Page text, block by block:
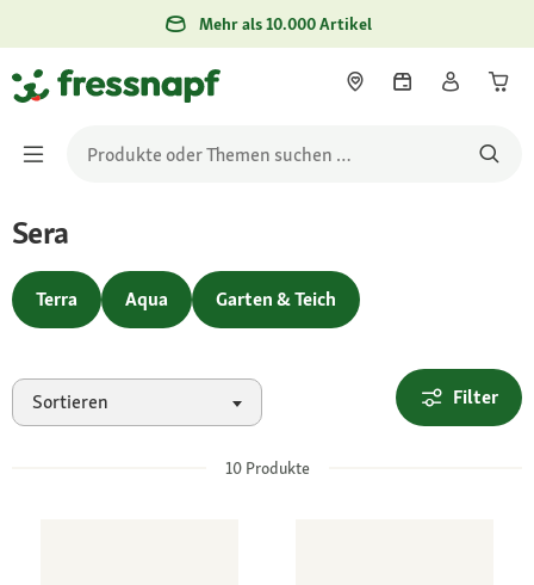
Mehr als 10.000 Artikel
Sera
Terra Aqua Garten & Teich
Sortieren Filter
10Produkte